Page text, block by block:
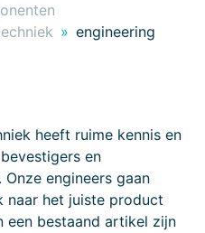
engineering
heeft ruime kennis en
en
engineers gaan
naar het juiste product
een bestaand artikel zijn